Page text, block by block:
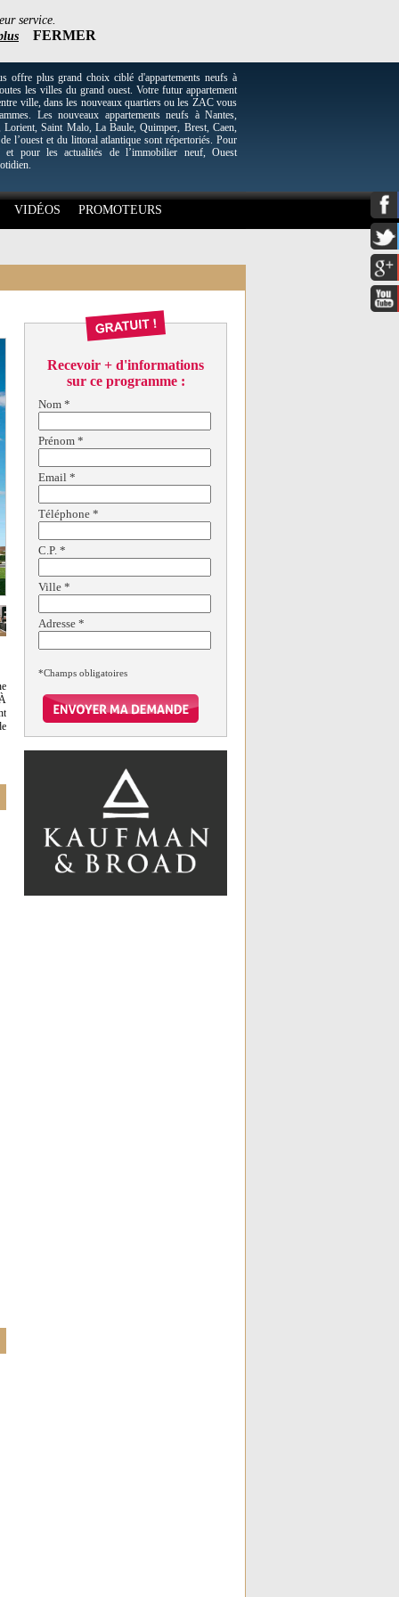
service.
FERMER
plus grand choix ciblé d'appartements neufs à
les villes du grand ouest. Votre futur appartement
ville, dans les nouveaux quartiers ou les ZAC vous
Les nouveaux appartements neufs à Nantes,
Lorient, Saint Malo, La Baule, Quimper, Brest, Caen,
l’ouest et du littoral atlantique sont répertoriés. Pour
et pour les actualités de l’immobilier neuf, Ouest
VIDÉOS PROMOTEURS
Recevoir + d'informations
sur ce programme :
Nom *
Prénom *
Email *
Téléphone *
C.P. *
Ville *
Adresse *
*Champs obligatoires